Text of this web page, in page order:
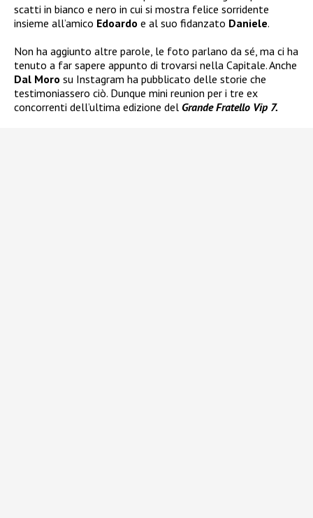
scatti in bianco e nero in cui si mostra felice sorridente
insieme all’amico Edoardo e al suo fidanzato Daniele.
Non ha aggiunto altre parole, le foto parlano da sé, ma ci ha
tenuto a far sapere appunto di trovarsi nella Capitale. Anche
Dal Moro su Instagram ha pubblicato delle storie che
testimoniassero ciò. Dunque mini reunion per i tre ex
concorrenti dell’ultima edizione del Grande Fratello Vip 7.